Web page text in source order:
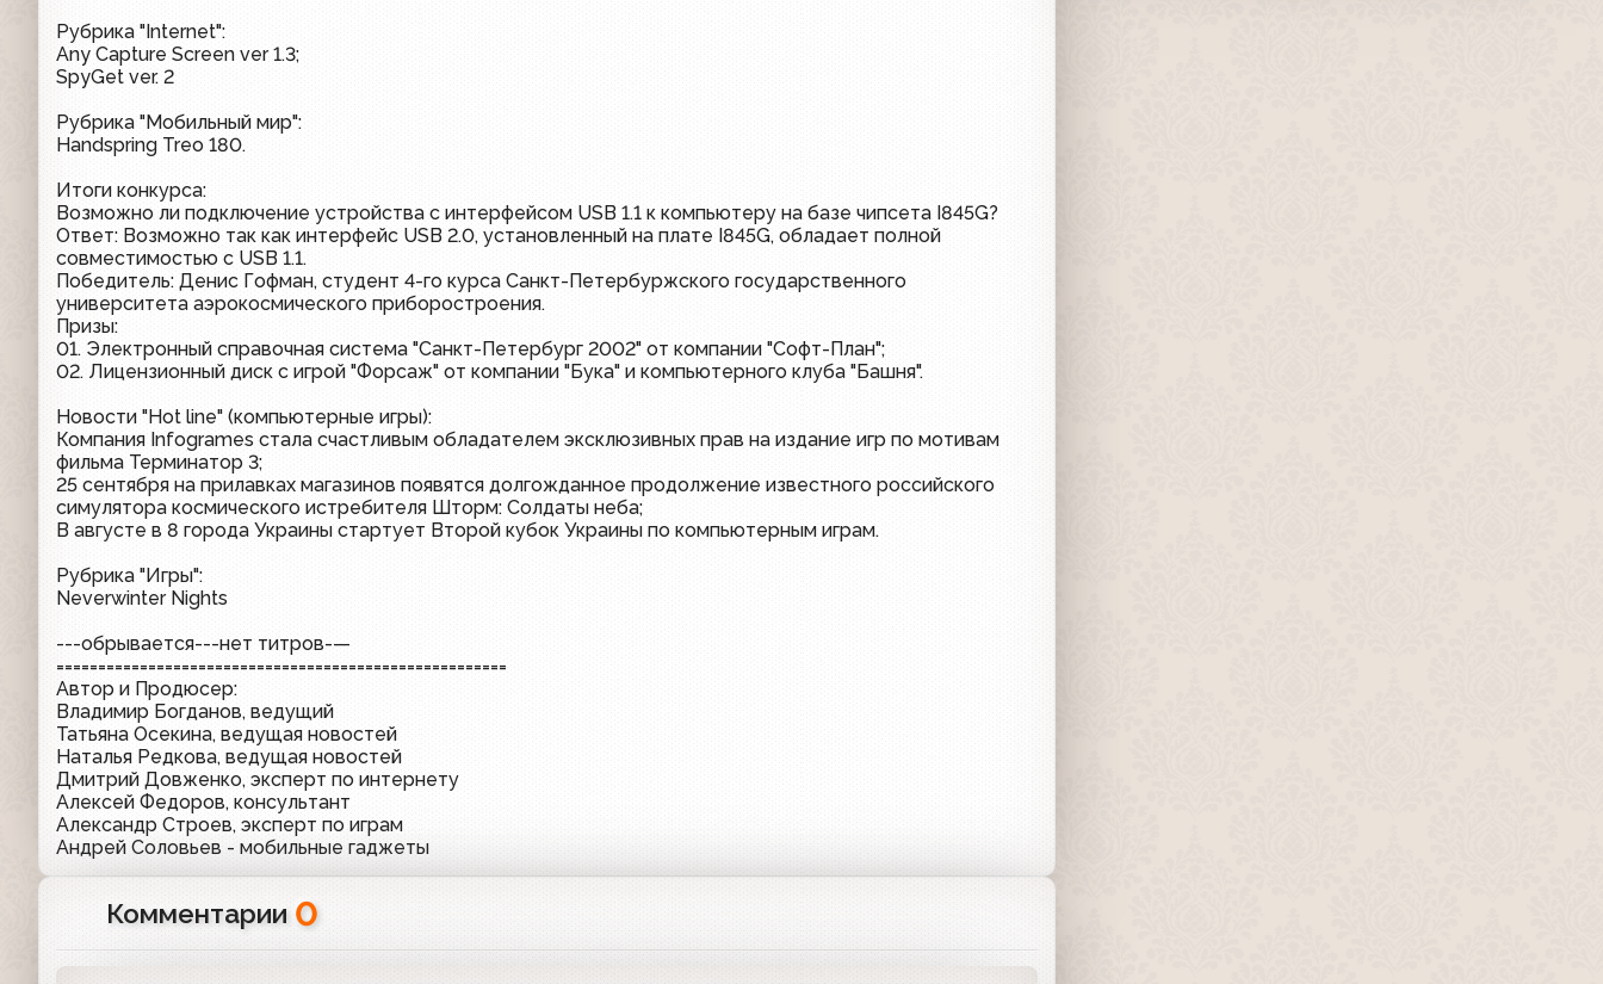
Рубрика "Internet":
Any Capture Screen ver 1.3;
SpyGet ver. 2
Рубрика "Мобильный мир":
Handspring Treo 180.
Итоги конкурса:
Возможно ли подключение устройства с интерфейсом USB 1.1 к компьютеру на базе чипсета I845G?
Ответ: Возможно так как интерфейс USB 2.0, установленный на плате I845G, обладает полной
совместимостью с USB 1.1.
Победитель: Денис Гофман, студент 4-го курса Санкт-Петербуржского государственного
университета аэрокосмического приборостроения.
Призы:
01. Электронный справочная система "Санкт-Петербург 2002" от компании "Софт-План";
02. Лицензионный диск с игрой "Форсаж" от компании "Бука" и компьютерного клуба "Башня".
Новости "Hot line" (компьютерные игры):
Компания Infogrames стала счастливым обладателем эксклюзивных прав на издание игр по мотивам
фильма Терминатор 3;
25 сентября на прилавках магазинов появятся долгожданное продолжение известного российского
симулятора космического истребителя Шторм: Солдаты неба;
В августе в 8 города Украины стартует Второй кубок Украины по компьютерным играм.
Рубрика "Игры":
Neverwinter Nights
---обрывается---нет титров-—
======================================================
Автор и Продюсер:
Владимир Богданов, ведущий
Татьяна Осекина, ведущая новостей
Наталья Редкова, ведущая новостей
Дмитрий Довженко, эксперт по интернету
Алексей Федоров, консультант
Александр Строев, эксперт по играм
Андрей Соловьев - мобильные гаджеты
Комментарии 0